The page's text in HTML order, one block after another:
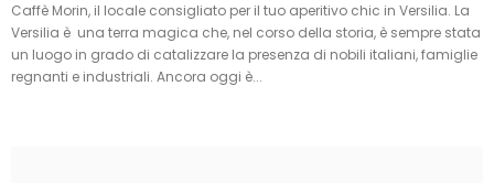
Caffè Morin, il locale consigliato per il tuo aperitivo chic in Versilia. La
Versilia è una terra magica che, nel corso della storia, è sempre stata
un luogo in grado di catalizzare la presenza di nobili italiani, famiglie
regnanti e industriali. Ancora oggi è...